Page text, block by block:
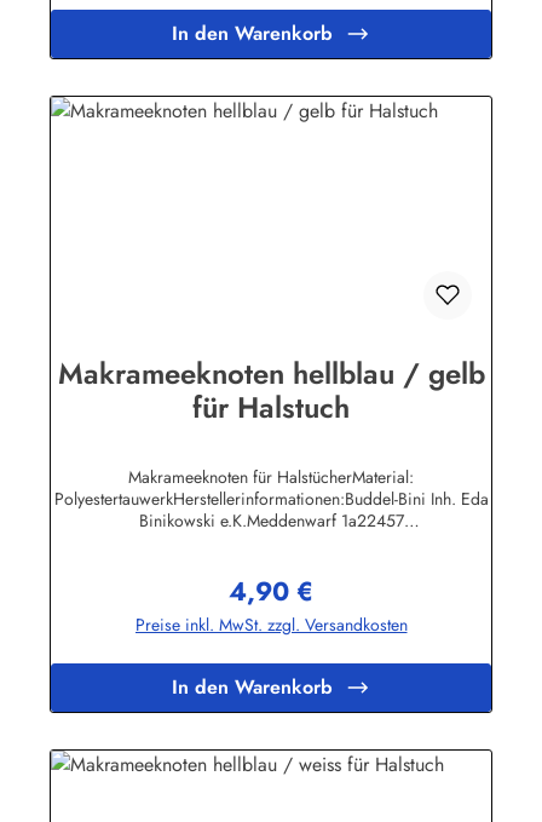
In den Warenkorb
Makrameeknoten hellblau / gelb
für Halstuch
Makrameeknoten für HalstücherMaterial:
PolyestertauwerkHerstellerinformationen:Buddel-Bini Inh. Eda
Binikowski e.K.Meddenwarf 1a22457
Regulärer Preis:
4,90 €
Preise inkl. MwSt. zzgl. Versandkosten
In den Warenkorb